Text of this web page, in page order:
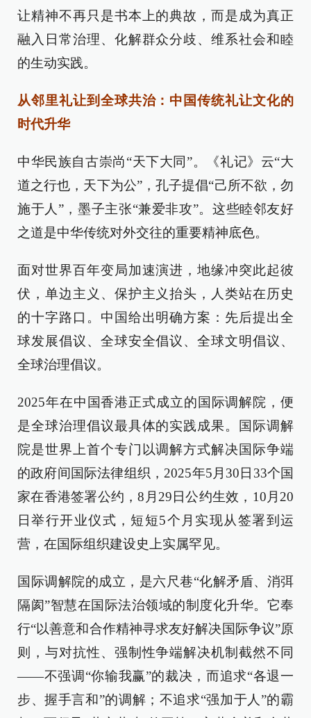
让精神不再只是书本上的典故，而是成为真正
融入日常治理、化解群众分歧、维系社会和睦
的生动实践。
从邻里礼让到全球共治：中国传统礼让文化的
时代升华
中华民族自古崇尚“天下大同”。《礼记》云“大
道之行也，天下为公”，孔子提倡“己所不欲，勿
施于人”，墨子主张“兼爱非攻”。这些睦邻友好
之道是中华传统对外交往的重要精神底色。
面对世界百年变局加速演进，地缘冲突此起彼
伏，单边主义、保护主义抬头，人类站在历史
的十字路口。中国给出明确方案：先后提出全
球发展倡议、全球安全倡议、全球文明倡议、
全球治理倡议。
2025年在中国香港正式成立的国际调解院，便
是全球治理倡议最具体的实践成果。国际调解
院是世界上首个专门以调解方式解决国际争端
的政府间国际法律组织，2025年5月30日33个国
家在香港签署公约，8月29日公约生效，10月20
日举行开业仪式，短短5个月实现从签署到运
营，在国际组织建设史上实属罕见。
国际调解院的成立，是六尺巷“化解矛盾、消弭
隔阂”智慧在国际法治领域的制度化升华。它奉
行“以善意和合作精神寻求友好解决国际争议”原
则，与对抗性、强制性争端解决机制截然不同
——不强调“你输我赢”的裁决，而追求“各退一
步、握手言和”的调解；不追求“强加于人”的霸